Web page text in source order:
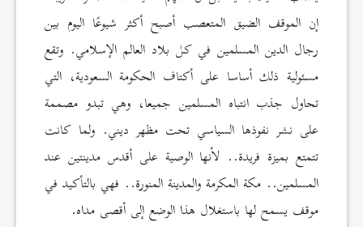
إن الموقف الضيق المتعصب أصبح أكثر شيوعًا اليوم بين
رجال الدين المسلمين في كل بلاد العالم الإسلامي. وتقع
مسئولية ذلك أساسا على أكتاف الحكومة السعودية، التي
تحاول جذب انتباه المسلمين جميعا، وهي تبدو مصممة
على نشر نفوذها السياسي تحت مظهر ديني. ولما كانت
تتمتع بميزة فريدة.. لأنها الوصية على أقدس مدينتين عند
المسلمين.. مكة المكرمة والمدينة المنورة.. فهي بالتأكيد في
موقف يسمح لها باستغلال هذا الوضع إلى أقصى مداه.